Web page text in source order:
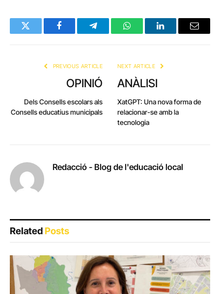
Twitter FacebookTelegramWhatsAppLinkedInEmail
PREVIOUS ARTICLE
OPINIÓ
Dels Consells escolars als
Consells educatius municipals
NEXT ARTICLE
ANÀLISI
XatGPT: Una nova forma de
relacionar-se amb la
tecnologia
Redacció - Blog de l'educació local
RelatedPosts